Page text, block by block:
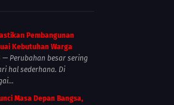
Pembangunan
Kebutuhan Warga
— Perubahan besar sering
hal sederhana. Di
Masa Depan Bangsa,